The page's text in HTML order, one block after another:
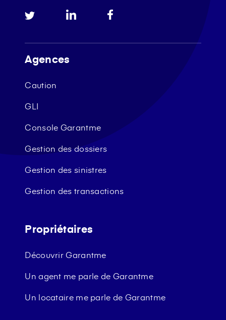
Agences
Caution
GLI
Console Garantme
Gestion des dossiers
Gestion des sinistres
Gestion des transactions
Propriétaires
Découvrir Garantme
Un agent me parle de Garantme
Un locataire me parle de Garantme